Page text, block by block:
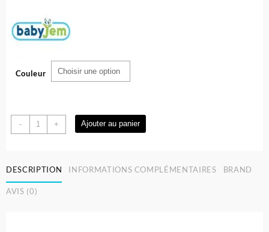
Couleur
-
quantité
de
reptation
pour
Bébe
+ Ajouter au panier
DESCRIPTION INFORMATIONS COMPLÉMENTAIRES BRAND
AVIS (0)